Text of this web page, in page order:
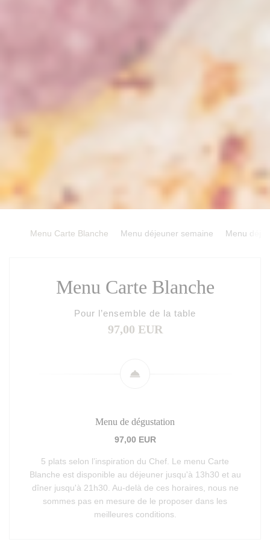
Menu Carte Blanche Menu déjeuner semaine Menu
Menu Carte Blanche
Pour l’ensemble de la table
97,00 EUR
Menu de dégustation
97,00 EUR
5 plats selon l’inspiration du Chef. Le menu Carte
Blanche est disponible au déjeuner jusqu'à 13h30 et au
dîner jusqu'à 21h30. Au-delà de ces horaires, nous ne
sommes pas en mesure de le proposer dans les
meilleures conditions.